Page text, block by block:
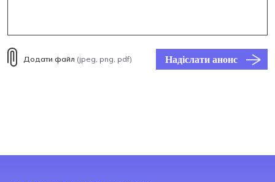
Додати файл (jpeg, png, pdf) Надіслати анонс